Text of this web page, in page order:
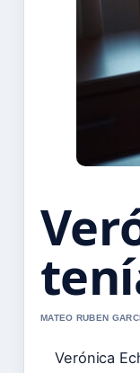
MATEO RUBEN
Verónica